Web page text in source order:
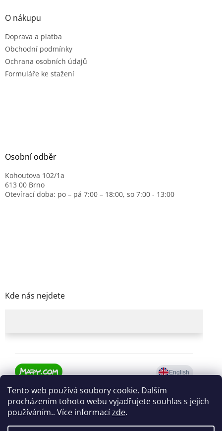
Tento web používá soubory cookie. Dalším
procházením tohoto webu vyjadřujete souhlas s jejich
používáním.. Více informacízde.
O nákupu
Doprava a platba
Obchodní podmínky
Ochrana osobních údajů
Formuláře ke stažení
Osobní odběr
Kohoutova 102/1a
613 00 Brno
Otevírací doba: po – pá 7:00 – 18:00, so 7:00 - 13:00
Kde nás nejdete